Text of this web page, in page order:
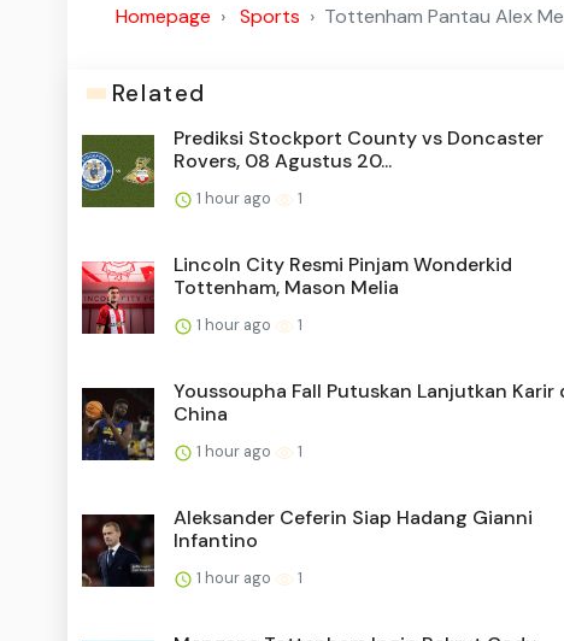
Homepage Sports Tottenham Pantau Alex
Related
Prediksi Stockport County vs Doncaster
Rovers, 08 Agustus 20...
1 hour ago 1
Lincoln City Resmi Pinjam Wonderkid
Tottenham, Mason Melia
1 hour ago 1
Youssoupha Fall Putuskan Lanjutkan Karir
China
1 hour ago 1
Aleksander Ceferin Siap Hadang Gianni
Infantino
1 hour ago 1